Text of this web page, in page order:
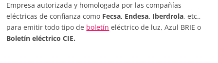
Empresa autorizada y homologada por las compañías
eléctricas de confianza como Fecsa, Endesa, Iberdrola, etc.,
para emitir todo tipo de boletín eléctrico de luz, Azul BRIE o
Boletín eléctrico CIE.